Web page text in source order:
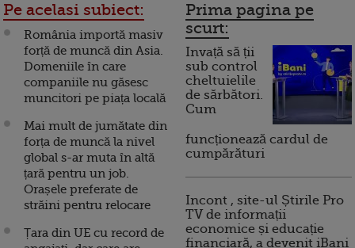
Pe acelasi subiect:
România importă masiv
forță de muncă din Asia.
Domeniile în care
companiile nu găsesc
muncitori pe piața locală
Mai mult de jumătate din
forța de muncă la nivel
global s-ar muta în altă
țară pentru un job.
Orașele preferate de
străini pentru relocare
Țara din UE cu record de
Prima pagina pe
scurt:
Invață să ții
sub control
cheltuielile
de sărbători.
Cum
funcționează cardul de
cumpărături
Incont , site-ul Știrile Pro
TV de informații
economice și educație
financiară, a devenit iBani